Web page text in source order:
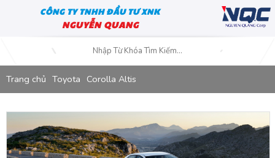
CÔNG TY TNHH ĐẦU TƯ XNK
NGUYỄN QUANG
Trang chủ Toyota Corolla Altis